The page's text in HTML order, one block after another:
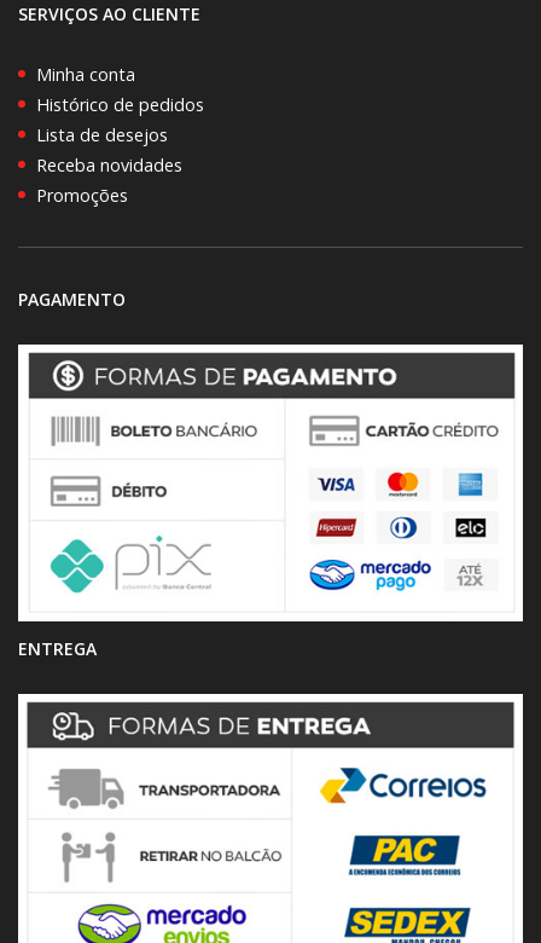
SERVIÇOS AO CLIENTE
Minha conta
Histórico de pedidos
Lista de desejos
Receba novidades
Promoções
PAGAMENTO
ENTREGA